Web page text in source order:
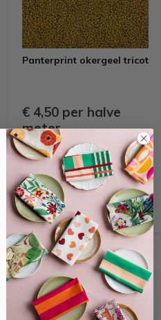
Panterprint okergeel tricot
€ 4,50 per halve
meter
1-5 werkdagen
Vergelijk